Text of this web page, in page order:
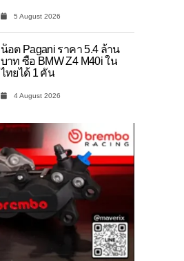
5 August 2026
น็อต Pagani ราคา 5.4 ล้าน
บาท ซื้อ BMW Z4 M40i ใน
ไทยได้ 1 คัน
4 August 2026